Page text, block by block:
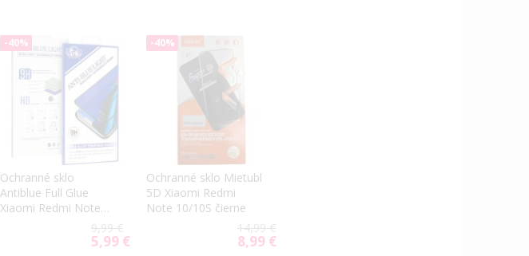
-40%
Ochranné sklo
Antiblue Full Glue
Xiaomi Redmi Note
10/10S/Poco M5s9,99 €
Special
5,99 €
-40%
Ochranné sklo Mietubl
5D Xiaomi Redmi
Note 10/10S čierne
14,99 €
Special
8,99 €